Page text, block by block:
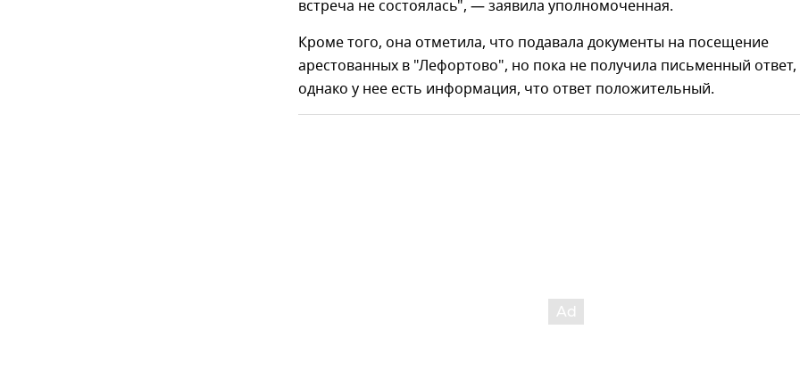
встреча не состоялась", — заявила уполномоченная.
Кроме того, она отметила, что подавала документы на посещение
арестованных в "Лефортово", но пока не получила письменный ответ,
однако у нее есть информация, что ответ положительный.